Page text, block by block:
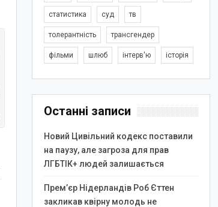
статистика суд тв
толерантність трансгендер
фільми шлюб інтерв'ю історія
Останні записи
Новий Цивільний кодекс поставили
на паузу, але загроза для прав
ЛГБТІК+ людей залишається
Прем’єр Нідерландів Роб Єттен
закликав квірну молодь не